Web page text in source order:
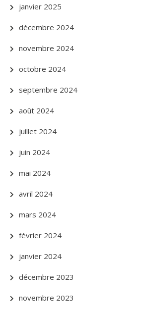
janvier 2025
décembre 2024
novembre 2024
octobre 2024
septembre 2024
août 2024
juillet 2024
juin 2024
mai 2024
avril 2024
mars 2024
février 2024
janvier 2024
décembre 2023
novembre 2023